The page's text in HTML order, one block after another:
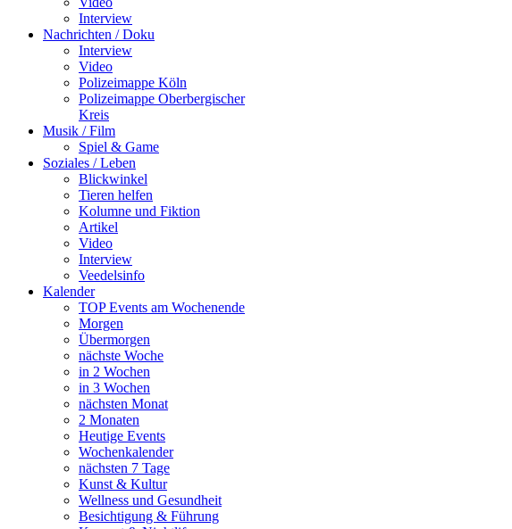
Interview
Nachrichten / Doku
Interview
Video
Polizeimappe Köln
Polizeimappe Oberbergischer
Kreis
Musik / Film
Spiel & Game
Soziales / Leben
Blickwinkel
Tieren helfen
Kolumne und Fiktion
Artikel
Video
Interview
Veedelsinfo
Kalender
TOP Events am Wochenende
Morgen
Übermorgen
nächste Woche
in 2 Wochen
in 3 Wochen
nächsten Monat
2 Monaten
Heutige Events
Wochenkalender
nächsten 7 Tage
Kunst & Kultur
Wellness und Gesundheit
Besichtigung & Führung